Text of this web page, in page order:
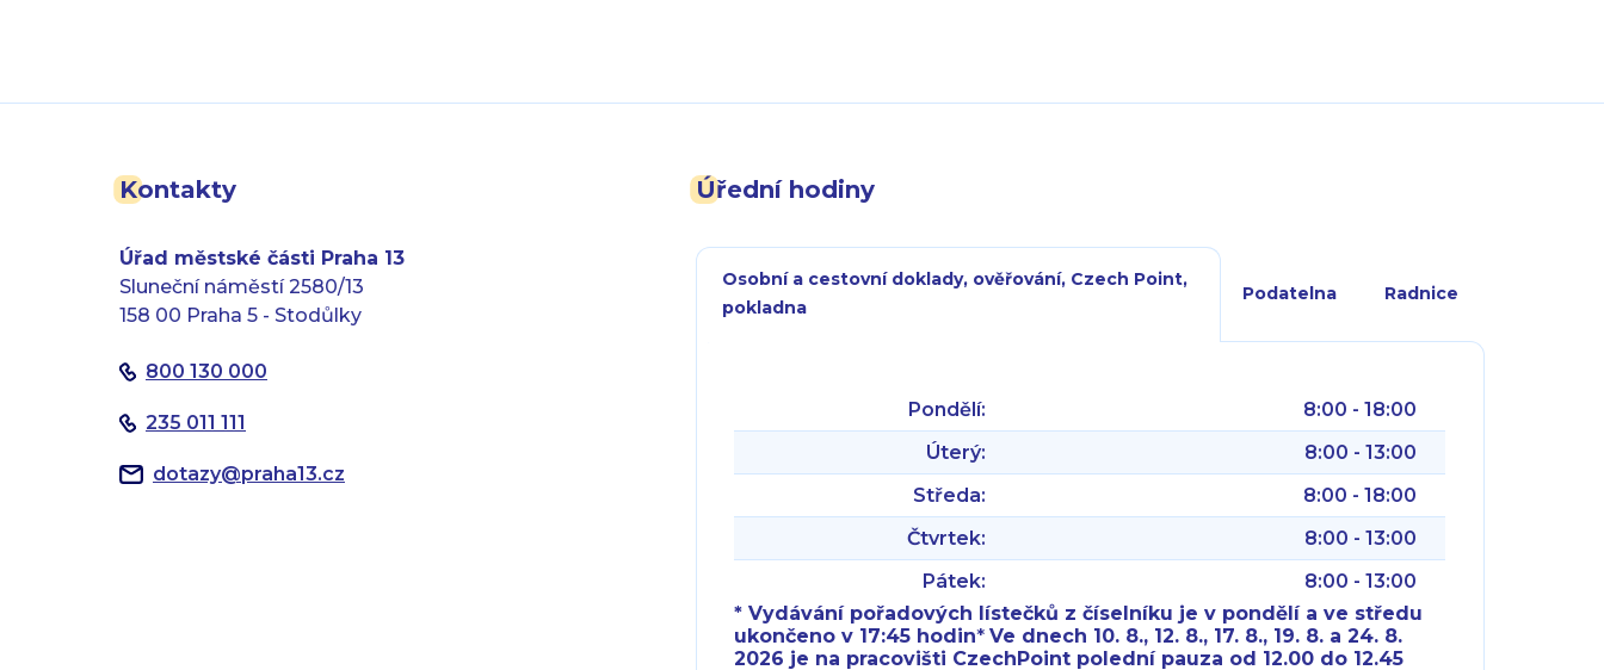
Kontakty
Úřad městské části Praha 13
Sluneční náměstí 2580/13
158 00 Praha 5 - Stodůlky
800 130 000
235 011 111
dotazy@praha13.cz
Úřední hodiny
Osobní a cestovní doklady, ověřování, Czech Point,
pokladna
Podatelna Radnice
Pondělí:
8:00 - 18:00
Úterý:
8:00 - 13:00
Středa:
8:00 - 18:00
Čtvrtek:
8:00 - 13:00
Pátek:
8:00 - 13:00
* Vydávání pořadových lístečků z číselníku je v pondělí a ve středu
ukončeno v 17:45 hodin*Ve dnech 10. 8., 12. 8., 17. 8., 19. 8. a 24. 8.
2026 je na pracovišti CzechPoint polední pauza od 12.00 do 12.45